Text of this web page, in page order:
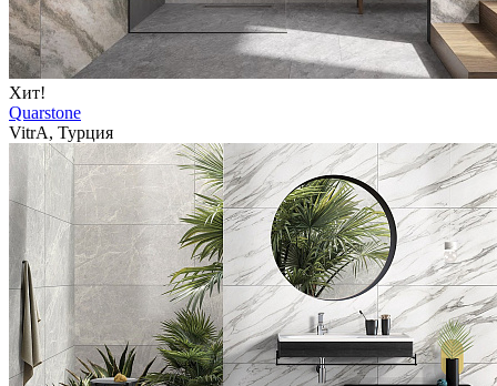
Хит!
Quarstone
VitrA, Турция